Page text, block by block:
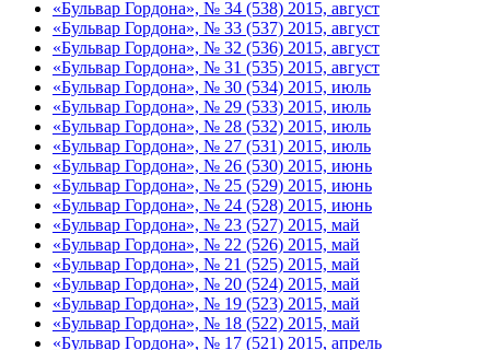
«Бульвар Гордона», № 34 (538) 2015, август
«Бульвар Гордона», № 33 (537) 2015, август
«Бульвар Гордона», № 32 (536) 2015, август
«Бульвар Гордона», № 31 (535) 2015, август
«Бульвар Гордона», № 30 (534) 2015, июль
«Бульвар Гордона», № 29 (533) 2015, июль
«Бульвар Гордона», № 28 (532) 2015, июль
«Бульвар Гордона», № 27 (531) 2015, июль
«Бульвар Гордона», № 26 (530) 2015, июнь
«Бульвар Гордона», № 25 (529) 2015, июнь
«Бульвар Гордона», № 24 (528) 2015, июнь
«Бульвар Гордона», № 23 (527) 2015, май
«Бульвар Гордона», № 22 (526) 2015, май
«Бульвар Гордона», № 21 (525) 2015, май
«Бульвар Гордона», № 20 (524) 2015, май
«Бульвар Гордона», № 19 (523) 2015, май
«Бульвар Гордона», № 18 (522) 2015, май
«Бульвар Гордона», № 17 (521) 2015, апрель